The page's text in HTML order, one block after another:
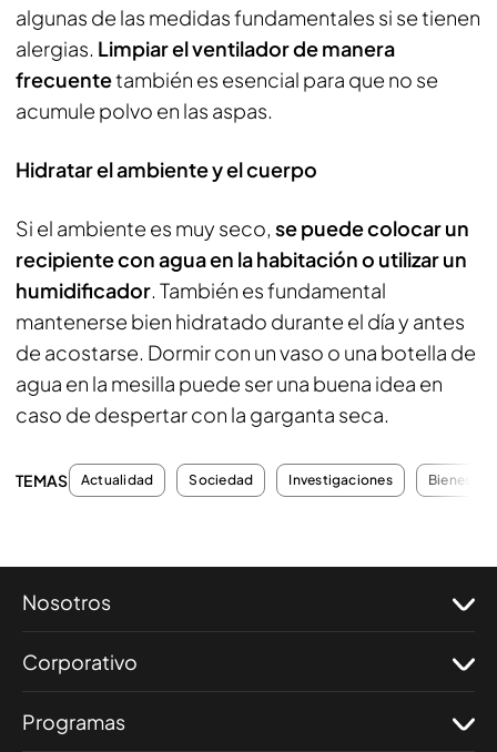
algunas de las medidas fundamentales si se tienen
alergias. Limpiar el ventilador de manera
frecuentetambién es esencial para que no se
acumule polvo en las aspas.
Hidratar el ambiente y el cuerpo
Si el ambiente es muy seco, se puede colocar un
recipiente con agua en la habitación o utilizar un
humidificador. También es fundamental
mantenerse bien hidratado durante el día y antes
de acostarse. Dormir con un vaso o una botella de
agua en la mesilla puede ser una buena idea en
caso de despertar con la garganta seca.
TEMAS Actualidad Sociedad Investigaciones Bienestar
Nosotros
Corporativo
Programas